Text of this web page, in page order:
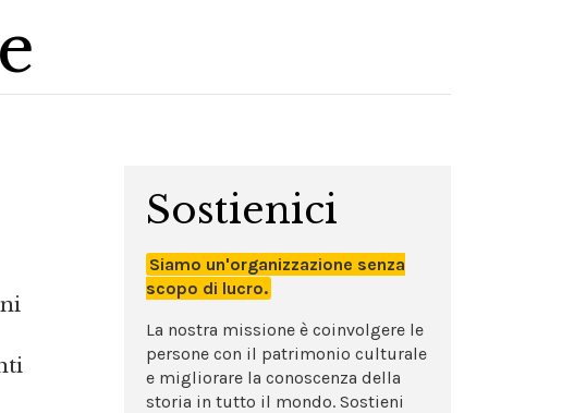
Sostienici
Siamo un'organizzazione senza
scopo di lucro.
La nostra missione è coinvolgere le
persone con il patrimonio culturale
e migliorare la conoscenza della
storia in tutto il mondo. Sostieni